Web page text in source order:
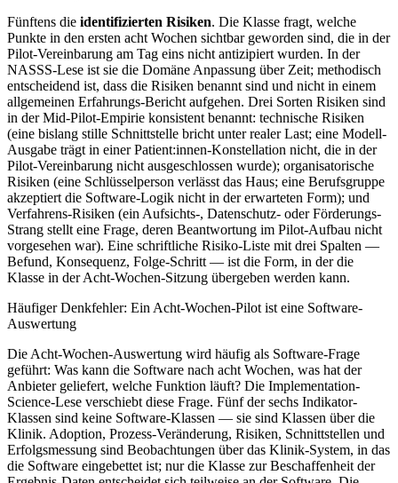
Fünftens die identifizierten Risiken. Die Klasse fragt, welche
Punkte in den ersten acht Wochen sichtbar geworden sind, die in der
Pilot-Vereinbarung am Tag eins nicht antizipiert wurden. In der
NASSS-Lese ist sie die Domäne Anpassung über Zeit; methodisch
entscheidend ist, dass die Risiken benannt sind und nicht in einem
allgemeinen Erfahrungs-Bericht aufgehen. Drei Sorten Risiken sind
in der Mid-Pilot-Empirie konsistent benannt: technische Risiken
(eine bislang stille Schnittstelle bricht unter realer Last; eine Modell-
Ausgabe trägt in einer Patient:innen-Konstellation nicht, die in der
Pilot-Vereinbarung nicht ausgeschlossen wurde); organisatorische
Risiken (eine Schlüsselperson verlässt das Haus; eine Berufsgruppe
akzeptiert die Software-Logik nicht in der erwarteten Form); und
Verfahrens-Risiken (ein Aufsichts-, Datenschutz- oder Förderungs-
Strang stellt eine Frage, deren Beantwortung im Pilot-Aufbau nicht
vorgesehen war). Eine schriftliche Risiko-Liste mit drei Spalten —
Befund, Konsequenz, Folge-Schritt — ist die Form, in der die
Klasse in der Acht-Wochen-Sitzung übergeben werden kann.
Häufiger Denkfehler: Ein Acht-Wochen-Pilot ist eine Software-
Auswertung
Die Acht-Wochen-Auswertung wird häufig als Software-Frage
geführt: Was kann die Software nach acht Wochen, was hat der
Anbieter geliefert, welche Funktion läuft? Die Implementation-
Science-Lese verschiebt diese Frage. Fünf der sechs Indikator-
Klassen sind keine Software-Klassen — sie sind Klassen über die
Klinik. Adoption, Prozess-Veränderung, Risiken, Schnittstellen und
Erfolgsmessung sind Beobachtungen über das Klinik-System, in das
die Software eingebettet ist; nur die Klasse zur Beschaffenheit der